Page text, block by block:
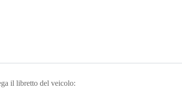
il libretto del veicolo: